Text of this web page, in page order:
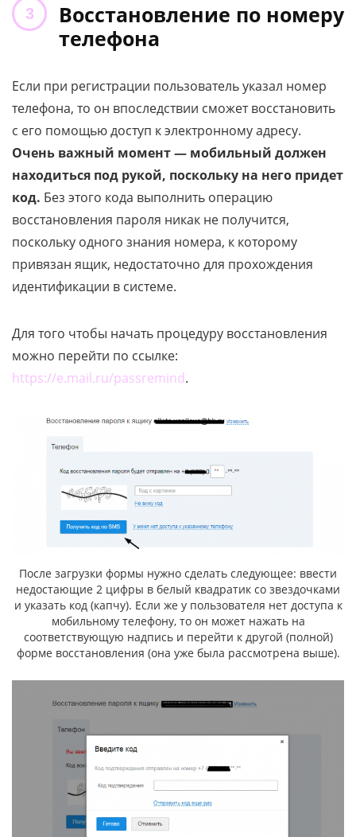
Восстановление по номеру
телефона
Если при регистрации пользователь указал номер
телефона, то он впоследствии сможет восстановить
с его помощью доступ к электронному адресу.
Очень важный момент — мобильный должен
находиться под рукой, поскольку на него придет
код. Без этого кода выполнить операцию
восстановления пароля никак не получится,
поскольку одного знания номера, к которому
привязан ящик, недостаточно для прохождения
идентификации в системе.
Для того чтобы начать процедуру восстановления
можно перейти по ссылке:
https://e.mail.ru/passremind.
После загрузки формы нужно сделать следующее: ввести
недостающие 2 цифры в белый квадратик со звездочками
и указать код (капчу). Если же у пользователя нет доступа к
мобильному телефону, то он может нажать на
соответствующую надпись и перейти к другой (полной)
форме восстановления (она уже была рассмотрена выше).